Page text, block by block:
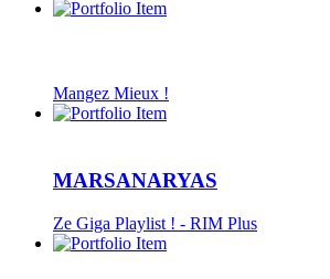
Mangez Mieux !
MARSANARYAS
Ze Giga Playlist ! - RIM Plus